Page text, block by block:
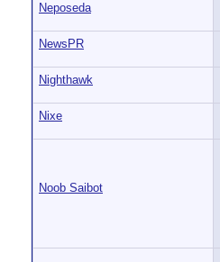
Neposeda
NewsPR
Nighthawk
Nixe
Noob Saibot